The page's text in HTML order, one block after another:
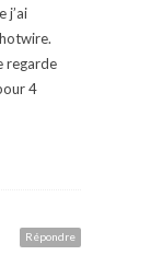
j’ai
regarde
4
Répondre